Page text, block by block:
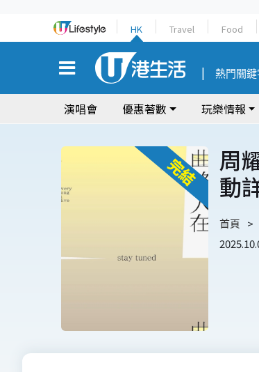
HK Travel Food
熱門關鍵
演唱會 優惠著數 玩樂情報
周
動
首頁